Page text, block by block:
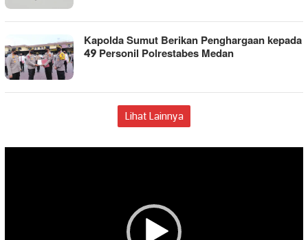
Kapolda Sumut Berikan Penghargaan kepada
49 Personil Polrestabes Medan
Lihat Lainnya